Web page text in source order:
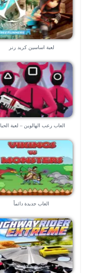
لعبة اساسين كريد رنر
العاب رعب الهالوين – لعبة
العاب جديدة دائماً